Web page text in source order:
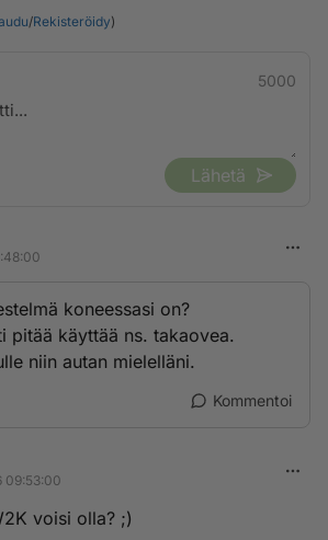
/Rekisteröidy)
5000
Lähetä
koneessasi on?
pitää käyttää ns. takaovea.
niin autan mielelläni.
Kommentoi
09:53:00
voisi olla? ;)